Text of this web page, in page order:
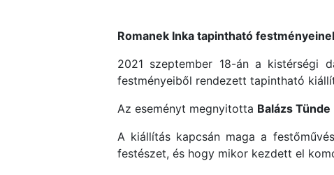
Romanek Inka tapintható
2021 szeptember 18-án a kistérségi
festményeiből rendezett tapintható
Az eseményt megnyitotta Balázs Tünde
A kiállítás kapcsán maga a
festészet, és hogy mikor kezdett el